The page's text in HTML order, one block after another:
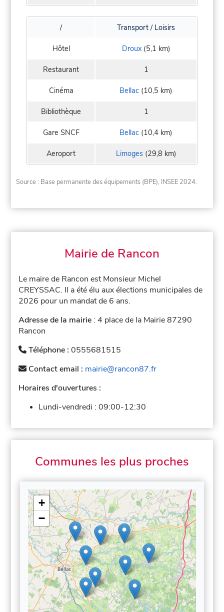
/ Transport / Loisirs
Hôtel Droux(5,1 km)
Restaurant 1
Cinéma Bellac (10,5 km)
Bibliothèque 1
Gare SNCF Bellac (10,4 km)
Aeroport Limoges(29,8 km)
Source : Base permanente des équipements (BPE), INSEE 2024.
Mairie de Rancon
Le maire de Rancon est Monsieur Michel
CREYSSAC. Il a été élu aux élections municipales de
2026 pour un mandat de 6 ans.
Adresse de la mairie : 4 place de la Mairie 87290
Rancon
Téléphone :0555681515
Contact email : mairie@rancon87.fr
Horaires d'ouvertures :
Lundi-vendredi :09:00-12:30
Communes les plus proches
+
−